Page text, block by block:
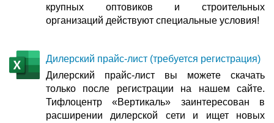
крупных оптовиков и строительных
организаций действуют специальные условия!
Дилерский прайс-лист (требуется регистрация)
Дилерский прайс-лист вы можете скачать
только после регистрации на нашем сайте.
Тифлоцентр «Вертикаль» заинтересован в
расширении дилерской сети и ищет новых